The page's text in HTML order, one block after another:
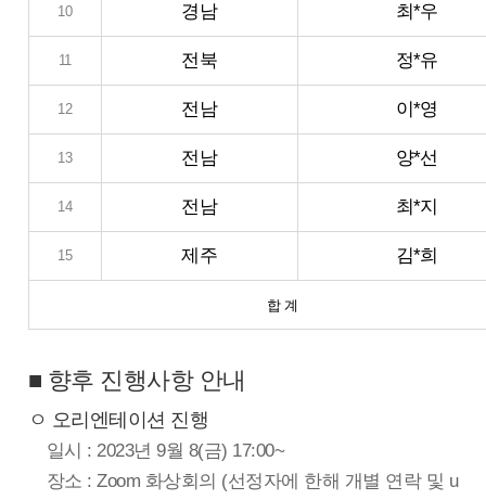
10 경남 최*우
11 전북 정*유
12 전남 이*영
13 전남 양*선
14 전남 최*지
15 제주 김*희
합 계
■ 향후 진행사항 안내
ㅇ 오리엔테이션 진행
일시 : 2023년 9월 8(금) 17:00~
장소 : Zoom 화상회의 (선정자에 한해 개별 연락 및 u